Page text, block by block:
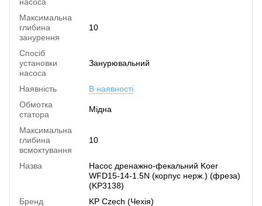
Максимальна
глибина
занурення
10
Спосіб
установки
насоса
Занурювальний
Наявність
В наявності
Обмотка
статора
Мідна
Максимальна
глибина
всмоктування
10
Назва
Насос дренажно-фекальний Koer
WFD15-14-1.5N (корпус нерж.) (фреза)
(KP3138)
Бренд
KP Czech (Чехія)